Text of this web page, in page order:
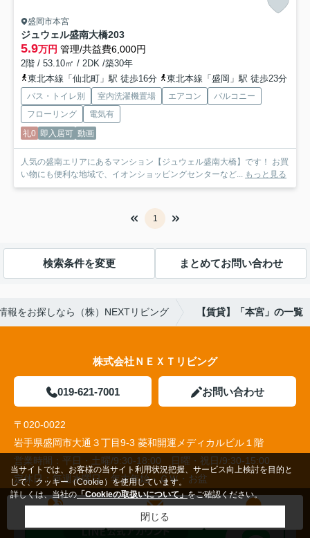
盛岡市本宮
ジュウェル盛南大橋203
5.9万円 管理/共益費6,000円
2階 / 53.10㎡ / 2DK /築30年
東北本線「仙北町」駅 徒歩16分
東北本線「盛岡」駅 徒歩23分
バス・トイレ別 室内洗濯機置場 エアコン
バルコニー
フローリング
電気有
礼0 即入居可 動画
人気の盛南エリアにあるマンション【ジュウェル盛南大橋】です！ お買
い物にも便利な地域で、イオンショッピングセンターなど... もっと見る
1
検索条件を変更 まとめてお問い合わせ
報をお探しなら（株）NEXTリビング 【賃貸】「本宮」の一覧
株式会社ＮＥＸＴリビング
019-621-7001 お問い合わせ
〒020-0022
岩手県盛岡市大通３丁目9-3 菱和開運メディカルビル１階
営業時間： 平日・土曜/9:30-18:00 日曜・祝日/9:30-15:00
定休日：毎週水曜日・年末年始・ＧＷ・お盆
メールする
当サイトでは、お客様の当サイト利用状況把握、サービス向上検討を目的と
して、クッキー（Cookie）を使用しています。
詳しくは、当社の「Cookieの取扱いについて」をご確認ください。
閉じる